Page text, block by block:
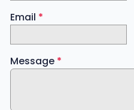
Email *
Message *